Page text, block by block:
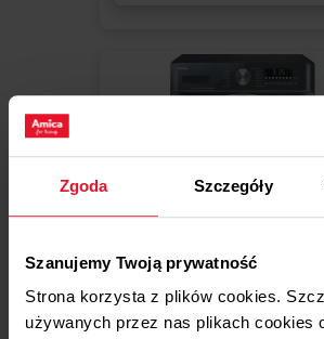
Zgoda Szczegóły
Szanujemy Twoją prywatność
Strona korzysta z plików cookies.
używanych przez nas plikach cookies
PRALKO-SUSZARKA ŁADOWANA OD